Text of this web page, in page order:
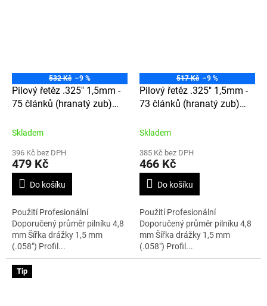
532 Kč –9 %
Pilový řetěz .325" 1,5mm -
75 článků (hranatý zub)
Skladem
396 Kč bez DPH
479 Kč
Do košíku
Použití Profesionální
Doporučený průměr pilníku 4,8
mm Šířka drážky 1,5 mm
(.058") Profil...
517 Kč –9 %
Pilový řetěz .325" 1,5mm -
73 článků (hranatý zub)
Skladem
385 Kč bez DPH
466 Kč
Do košíku
Použití Profesionální
Doporučený průměr pilníku 4,8
mm Šířka drážky 1,5 mm
(.058") Profil...
Tip